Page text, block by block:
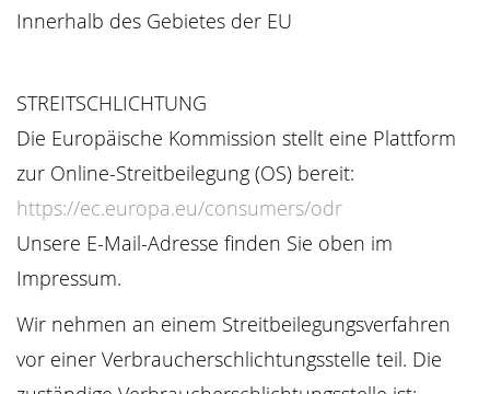
Innerhalb des Gebietes der EU
STREITSCHLICHTUNG
Die Europäische Kommission stellt eine Plattform
zur Online-Streitbeilegung (OS) bereit:
https://ec.europa.eu/consumers/odr
Unsere E-Mail-Adresse finden Sie oben im
Impressum.
Wir nehmen an einem Streitbeilegungsverfahren
vor einer Verbraucherschlichtungsstelle teil. Die